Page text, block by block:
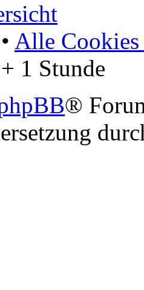
• Alle Cookies
1 Stunde
®